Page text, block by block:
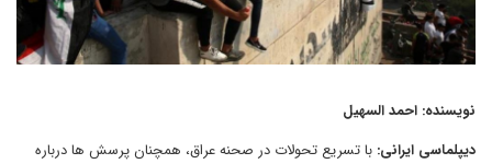
نویسنده: احمد السهیل
دیپلماسی ایرانی: با تسریع تحولات در صحنه عراق، همچنان پرسش ها درباره